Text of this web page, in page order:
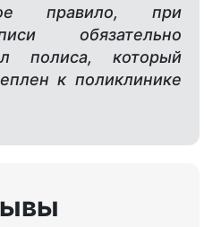
правило, при
обязательно
полиса, который
к поликлинике